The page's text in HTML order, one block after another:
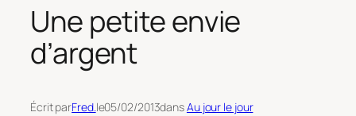
Une petite envie
d’argent
Écrit parFred.le05/02/2013dansAu jour le jour